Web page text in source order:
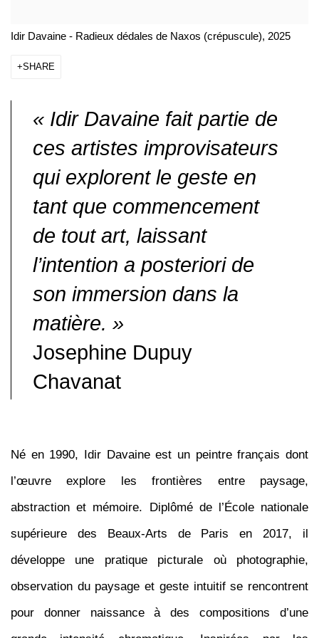
Idir Davaine - Radieux dédales de Naxos (crépuscule), 2025
SHARE
« Idir Davaine fait partie de
ces artistes improvisateurs
qui explorent le geste en
tant que commencement
de tout art, laissant
l’intention a posteriori de
son immersion dans la
matière. »
Josephine Dupuy
Chavanat
Né en 1990, Idir Davaine est un peintre français dont
l’œuvre explore les frontières entre paysage,
abstraction et mémoire. Diplômé de l’École nationale
supérieure des Beaux-Arts de Paris en 2017, il
développe une pratique picturale où photographie,
observation du paysage et geste intuitif se rencontrent
pour donner naissance à des compositions d’une